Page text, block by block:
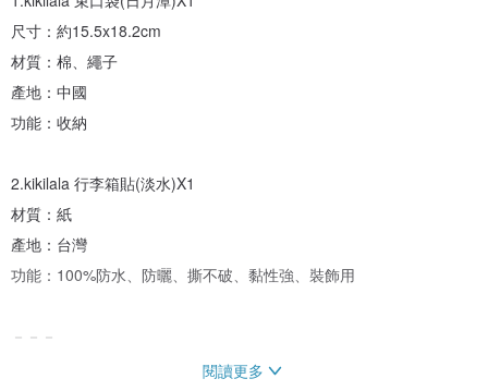
尺寸：約15.5x18.2cm
材質：棉、繩子
產地：中國
功能：收納
2.kikilala 行李箱貼(淡水)X1
材質：紙
產地：台灣
功能：100%防水、防曬、撕不破、黏性強、裝飾用
－－－
閱讀更多